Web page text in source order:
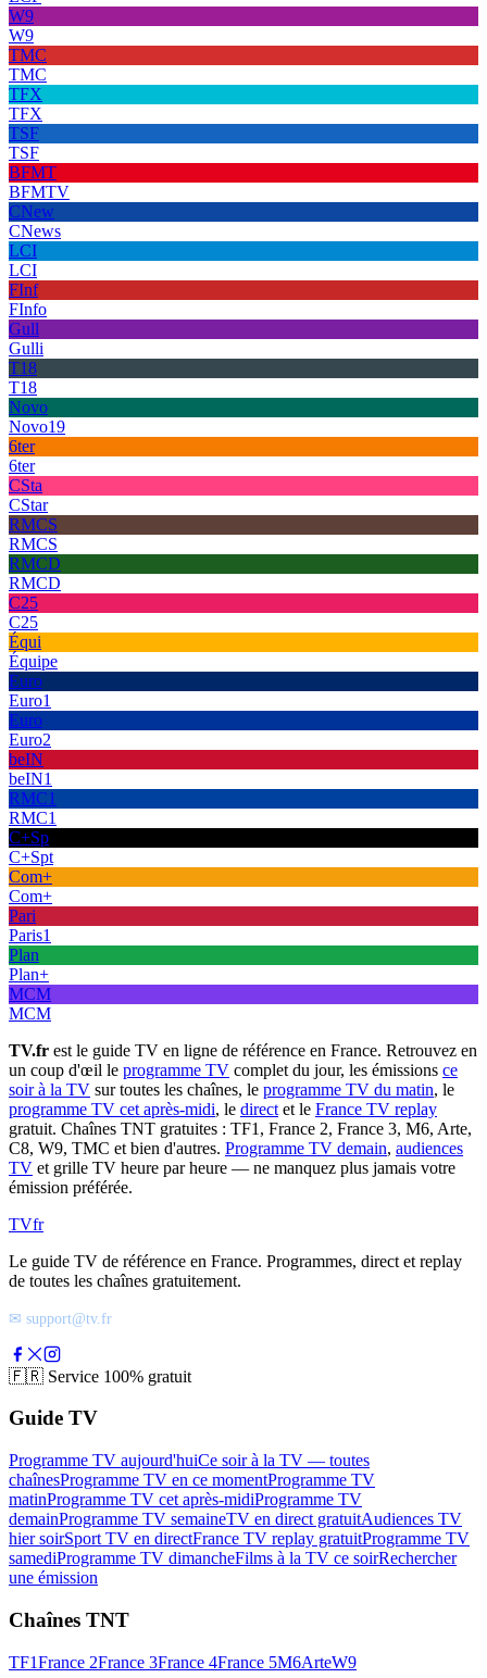
W9
W9
TMC
TMC
TFX
TFX
TSF
TSF
BFMT
BFMTV
CNew
CNews
LCI
LCI
FInf
FInfo
Gull
Gulli
T18
T18
Novo
Novo19
6ter
6ter
CSta
CStar
RMCS
RMCS
RMCD
RMCD
C25
C25
Équi
Équipe
Euro
Euro1
Euro
Euro2
beIN
beIN1
RMC1
RMC1
C+Sp
C+Spt
Com+
Com+
Pari
Paris1
Plan
Plan+
MCM
MCM
TV.fr est le guide TV en ligne de référence en France. Retrouvez en
un coup d'œil le programme TV complet du jour, les émissions ce
soir à la TV sur toutes les chaînes, le programme TV du matin, le
programme TV cet après-midi, le direct et le France TV replay
gratuit. Chaînes TNT gratuites : TF1, France 2, France 3, M6, Arte,
C8, W9, TMC et bien d'autres. Programme TV demain, audiences
TV et grille TV heure par heure — ne manquez plus jamais votre
émission préférée.
TVfr
Le guide TV de référence en France. Programmes, direct et replay
de toutes les chaînes gratuitement.
✉ support@tv.fr
🇫🇷 Service 100% gratuit
Guide TV
Programme TV aujourd'huiCe soir à la TV — toutes
chaînesProgramme TV en ce momentProgramme TV
matinProgramme TV cet après-midiProgramme TV
demainProgramme TV semaineTV en direct gratuitAudiences TV
hier soirSport TV en directFrance TV replay gratuitProgramme TV
samediProgramme TV dimancheFilms à la TV ce soirRechercher
une émission
Chaînes TNT
TF1France 2France 3France 4France 5M6ArteW9